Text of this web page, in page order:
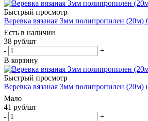
Быстрый просмотр
Веревка вязаная 3мм полипропилен (20м)
Есть в наличии
38 руб/шт
-
+
В корзину
Быстрый просмотр
Веревка вязаная 3мм полипропилен (20м)
Мало
41 руб/шт
-
+